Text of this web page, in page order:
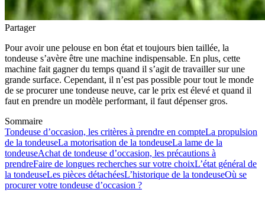
Partager
Pour avoir une pelouse en bon état et toujours bien taillée, la
tondeuse s’avère être une machine indispensable. En plus, cette
machine fait gagner du temps quand il s’agit de travailler sur une
grande surface. Cependant, il n’est pas possible pour tout le monde
de se procurer une tondeuse neuve, car le prix est élevé et quand il
faut en prendre un modèle performant, il faut dépenser gros.
Sommaire
Tondeuse d’occasion, les critères à prendre en compteLa propulsion
de la tondeuseLa motorisation de la tondeuseLa lame de la
tondeuseAchat de tondeuse d’occasion, les précautions à
prendreFaire de longues recherches sur votre choixL’état général de
la tondeuseLes pièces détachéesL’historique de la tondeuseOù se
procurer votre tondeuse d’occasion ?